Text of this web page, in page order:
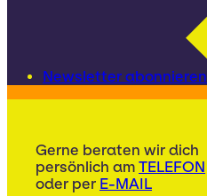
Newsletter abonnieren
Gerne beraten wir dich
persönlich am TELEFON
oder per E-MAIL